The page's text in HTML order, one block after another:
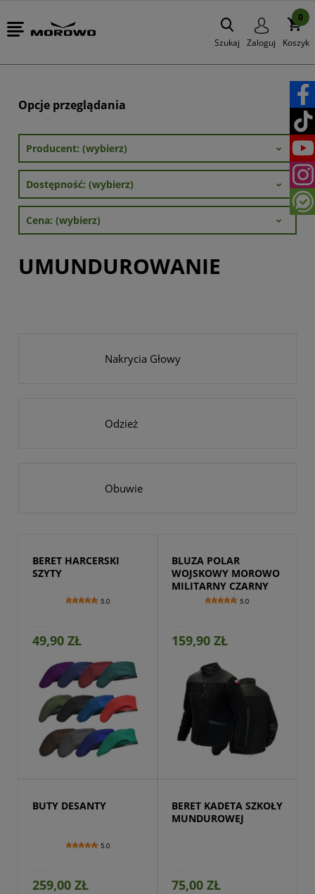
Szukaj Zaloguj Koszyk
0
Opcje przeglądania
Producent: (wybierz)
Dostępność: (wybierz)
Cena: (wybierz)
UMUNDUROWANIE
Nakrycia Głowy
Odzież
Obuwie
BERET HARCERSKI
SZYTY
5.0
49,90 ZŁ
BLUZA POLAR
WOJSKOWY MOROWO
MILITARNY CZARNY
5.0
159,90 ZŁ
Przejdź do produktu
BUTY DESANTY
5.0
259,00 ZŁ
BERET KADETA SZKOŁY
MUNDUROWEJ
75,00 ZŁ